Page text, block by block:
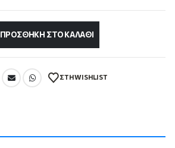
ΠΡΟΣΘΉΚΗ ΣΤΟ ΚΑΛΆΘΙ
ΣΤΗ WISHLIST